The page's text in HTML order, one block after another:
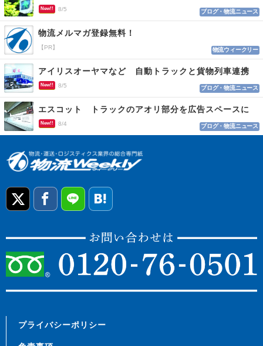
New!! 8/5 ブログ・物流ニュース
物流メルマガ登録無料！
【PR】 物流ウィークリー
アイリスオーヤマなど 自動トラックと貨物列車連携
New!! 8/5 ブログ・物流ニュース
エスコット トラックのアオリ部分を広告スペースに
New!! 8/4 ブログ・物流ニュース
プライバシーポリシー